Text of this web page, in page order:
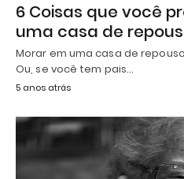
6 Coisas que você
uma casa de
Morar em uma casa de
Ou, se você tem pais…
5 anos atrás